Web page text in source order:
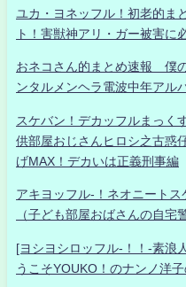
ユカ・ヨネッフル！初老的ま
ト！害獣神アリ・ガー被害に
おネコさん的まとめ速報 僕
ンタルメンヘラ電波中年アル
スケバン！デカッフルまっく
供部屋おじさんヒロシ之古惑
げMAX！デカいは正義刑事編
アキヨッフル-！ネオニートス
（子ども部屋おばさんの自宅
[ヨシヨシロッフル-！！-素浪
うこそYOUKO！のナンノ洋